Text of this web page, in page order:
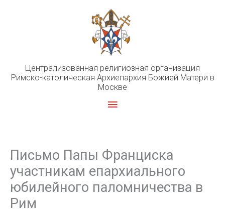
Централизованная религиозная организация
Римско-католическая Архиепархия Божией Матери в
Москве
Главное
Письмо Папы Франциска
участникам епархиального
юбилейного паломничества в
Рим